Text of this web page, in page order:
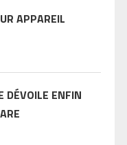
APPAREIL
DÉVOILE ENFIN